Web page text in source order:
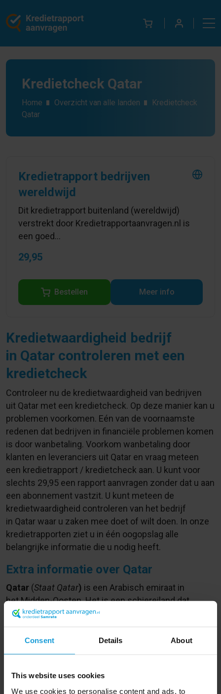
Consent Details About
This website uses cookies
We use cookies to personalise content and ads, to
Kredietcheck Qatar
Home Overzicht van alle landen
Kredietcheck
Qatar
Kredietrapport bedrijven
wereldwijd
Dit kredietrapport buitenland (wereldwijd)
verstrekt door Kredietrapportaanvragen.nl is
een goed...
29,95
Bestellen Meer info
Kredietwaardigheid bedrijf
in Qatar controleren met een
kredietcheck
Controleer nu de kredietwaardigheid van bedrijven
uit Qatar met een kredietcheck. Op deze manier kan u
problemen voorkomen. Eén van de voornaamste
redenen dat bedrijven in financiële problemen komen
is door wanbetaling. Voorkom wanbetaling door
klanten en leveranciers uit Qatar en vraag meteen
een kredietrapport / kredietcheck aan. U kunt voor
slechts 29,95 een rapport aanvragen zonder dat u aan
een abonnement vastzit. U kunt meteen de
kredietwaardigheid controleren van het bedrijf
in Qatar waar u zaken mee doet of wilt doen. In onze
kredietrapporten ziet u in één oogopslag alle
belangrijke informatie die u nodig heeft.
Extra informatie over Qatar
Qatar (Staat Qatar) is een Arabisch emiraat in
het Midden-Oosten. Het is een schiereiland dat
grenst aanSaoedi-Arabië
vanBahrein.
De economie van Qatar leunt zwaar op de productie